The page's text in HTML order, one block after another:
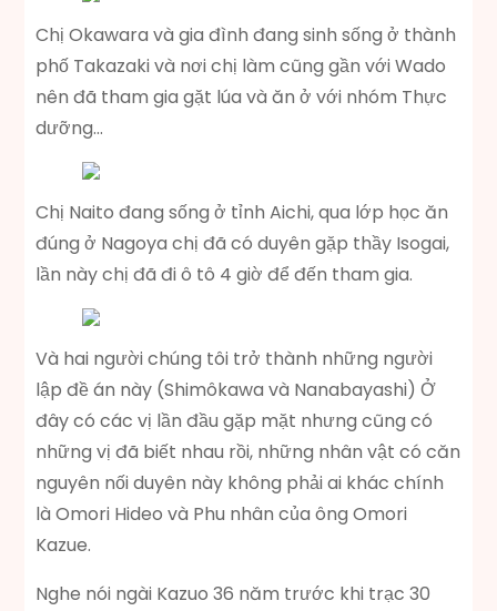
Chị Okawara và gia đình đang sinh sống ở thành
phố Takazaki và nơi chị làm cũng gần với Wado
nên đã tham gia gặt lúa và ăn ở với nhóm Thực
dưỡng…
Chị Naito đang sống ở tỉnh Aichi, qua lớp học ăn
đúng ở Nagoya chị đã có duyên gặp thầy Isogai,
lần này chị đã đi ô tô 4 giờ để đến tham gia.
Và hai người chúng tôi trở thành những người
lập đề án này (Shimôkawa và Nanabayashi) Ở
đây có các vị lần đầu gặp mặt nhưng cũng có
những vị đã biết nhau rồi, những nhân vật có căn
nguyên nối duyên này không phải ai khác chính
là Omori Hideo và Phu nhân của ông Omori
Kazue.
Nghe nói ngài Kazuo 36 năm trước khi trạc 30